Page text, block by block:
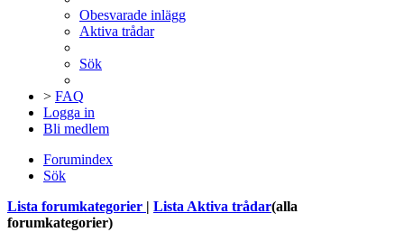
Obesvarade inlägg
Aktiva trådar
Sök
> FAQ
Logga in
Bli medlem
Forumindex
Sök
Lista forumkategorier
Lista Aktiva trådar(alla
forumkategorier)